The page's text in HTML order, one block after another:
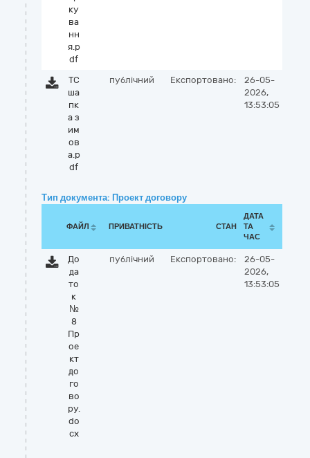
ку
ва
нн
я.p
df
ТС
ша
пк
а з
им
ов
а.p
df
публічний Експортовано:
26-05-
2026,
13:53:05
Тип документа: Проект договору
ФАЙЛ ПРИВАТНІСТЬ СТАН
ДАТА
ТА
ЧАС
До
да
то
к
№
8
Пр
ое
кт
до
го
во
ру.
do
cx
публічний Експортовано:
26-05-
2026,
13:53:05